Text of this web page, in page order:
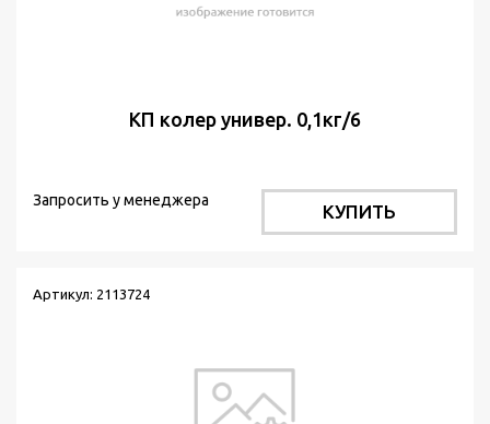
КП колер универ. 0,1кг/6
Запросить у менеджера
КУПИТЬ
Артикул: 2113724